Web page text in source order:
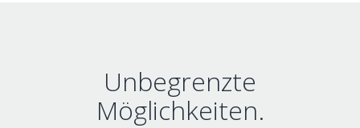
Unbegrenzte
Möglichkeiten.